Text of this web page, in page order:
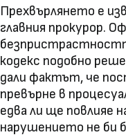
Прехвърлянето е
главния прокурор.
кодекс подобно
дали фактът, че
превърне в
едва ли ще повлияе
нарушението не би